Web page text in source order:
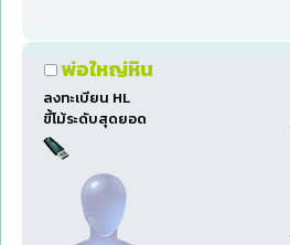
พ่อใหญ่หิน
ลงทะเบียน HL
ขี้โม้ระดับสุดยอด